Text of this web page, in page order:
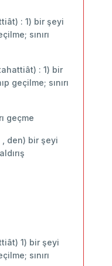
: 1) bir şeyi
sınırı
: 1) bir
geçilme; sınırı
geçme
den) bir şeyi
1) bir şeyi
sınırı